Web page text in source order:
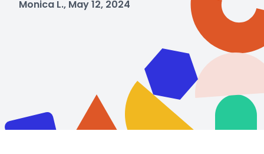
Monica L., May 12, 2024